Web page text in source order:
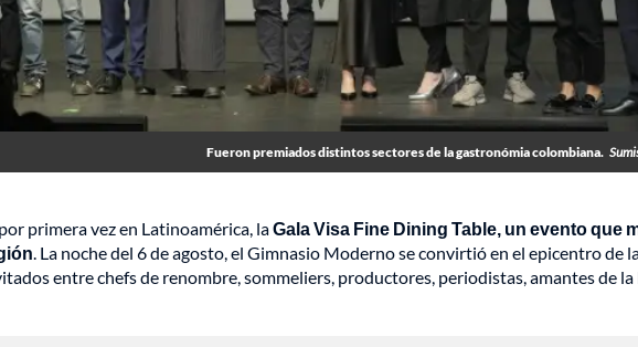
Fueron premiados distintos sectores de la gastronómia colombiana.
primera vez en Latinoamérica, laGala Visa Fine Dining Table, un evento que
. La noche del 6 de agosto, el Gimnasio Moderno se convirtió en el epicentro de
entre chefs de renombre, sommeliers, productores, periodistas, amantes de la